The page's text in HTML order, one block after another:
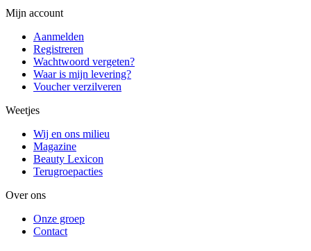
Mijn account
Aanmelden
Registreren
Wachtwoord vergeten?
Waar is mijn levering?
Voucher verzilveren
Weetjes
Wij en ons milieu
Magazine
Beauty Lexicon
Terugroepacties
Over ons
Onze groep
Contact